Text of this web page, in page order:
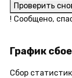
Проверить
! Сообщено,
График
Сбор